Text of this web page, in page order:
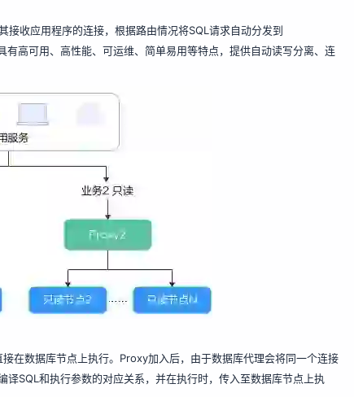
收应用程序的连接，根据路由情况将SQL请求自动分发到
高可用、高性能、可运维、简单易用等特点，提供自动读写分离、连
在数据库节点上执行。Proxy加入后，由于数据库代理会将同一个连接
SQL和执行参数的对应关系，并在执行时，传入至数据库节点上执